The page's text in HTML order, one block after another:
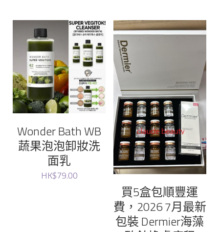
Rejuran
JUNG KWAN JANG Korean Red Ginseng
Medicube
Torriden
Sudee
Wonder Bath WB
蔬果泡泡卸妝洗
面乳
HK$79.00
買5盒包順豐運
費，2026 7月最新
包裝 Dermier海藻